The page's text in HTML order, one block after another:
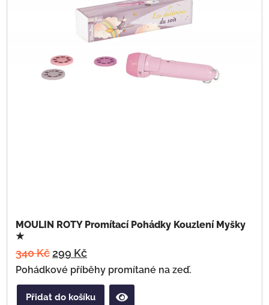
MOULIN ROTY Promítací Pohádky Kouzlení Myšky
★
340Kč299 Kč
Pohádkové příběhy promítané na zeď.
Přidat do košíku